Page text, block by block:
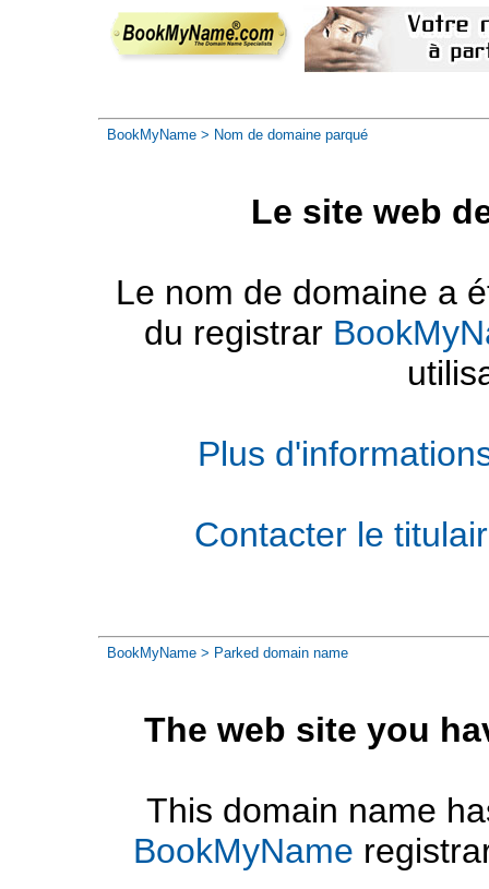
BookMyName > Nom de domaine parqué
Le site web
Le nom de domaine a
du registrar
Plus
Contacter le
BookMyName > Parked domain name
The web site you
This domain name
BookMyName